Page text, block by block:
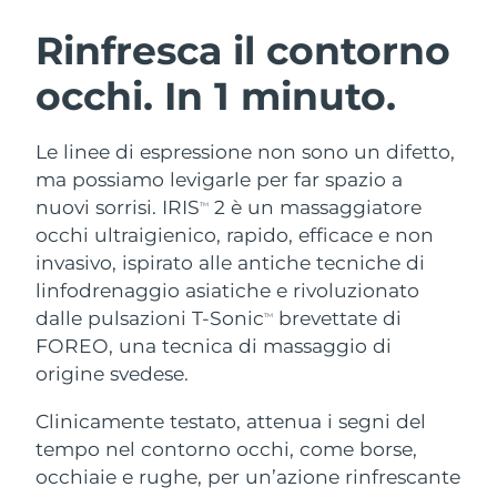
Rinfresca il contorno
occhi. In 1 minuto.
Le linee di espressione non sono un difetto,
ma possiamo levigarle per far spazio a
nuovi sorrisi. IRISTM
2 è un massaggiatore
occhi ultraigienico, rapido, efficace e non
invasivo, ispirato alle antiche tecniche di
linfodrenaggio asiatiche e rivoluzionato
dalle pulsazioni T-SonicTM
brevettate di
FOREO, una tecnica di massaggio di
origine svedese.
Clinicamente testato, attenua i segni del
tempo nel contorno occhi, come borse,
occhiaie e rughe, per un’azione rinfrescante
LUNA™ 4 pacchetto
Anti-aging massage
LUNA™ 4 Plus
Massage, LED heating
For men, anti-aging massage
BEAR™ 2 pacchetto
Microcurrent toning
BEAR™ 2 go
Microcurrent toning on-the-go
Microcurrent line smoothing device
Idratazione
UFO™ 3 pacchetto
Deep facial hydration
Near-infrared and red light therapy
device
Igiene orale
issa™ 4
Hybrid silicone sonic toothbrush
issa™ 4 plus
Smart hybrid silicone sonic toothbrush
TRATTAMENTI ANTI-AGE FAQ™
Anti-age Trattamenti LED
Austria Consegna stimata
Bahrein Consegna stimata
Belgio
Bermuda Consegna stimata
Bosnia ed
Erzegovina
Consegna stimata 8/11/26
Brunei Consegna stimata
Bulgaria
Canada Consegna stimata8/12/26
Cile Consegna stimata8/12/26